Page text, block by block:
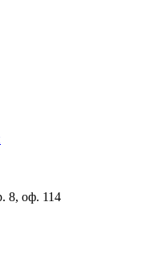
8, оф. 114